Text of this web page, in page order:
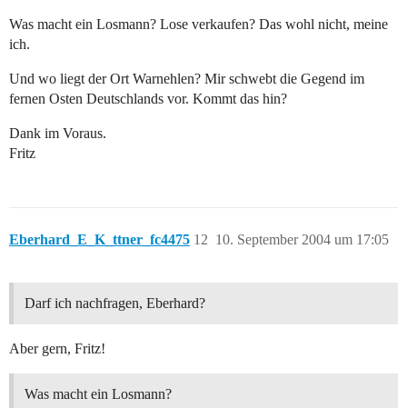
Was macht ein Losmann? Lose verkaufen? Das wohl nicht, meine
ich.
Und wo liegt der Ort Warnehlen? Mir schwebt die Gegend im
fernen Osten Deutschlands vor. Kommt das hin?
Dank im Voraus.
Fritz
Eberhard_E_K_ttner_fc4475 10. September 2004 um 17:05
12
Darf ich nachfragen, Eberhard?
Aber gern, Fritz!
Was macht ein Losmann?